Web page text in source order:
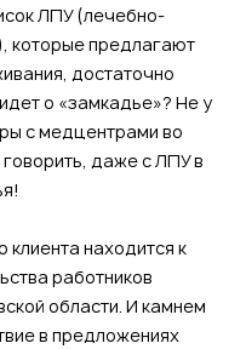
ЛПУ (лечебно-
которые предлагают
достаточно
о «замкадье»? Не у
с медцентрами во
даже с ЛПУ в
находится к
работников
области. И камнем
в предложениях